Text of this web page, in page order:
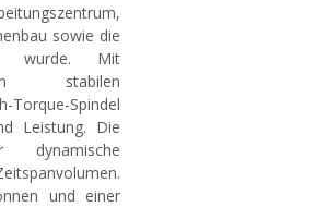
sowie die
wurde. Mit
stabilen
Torque-Spindel
Leistung. Die
und einer